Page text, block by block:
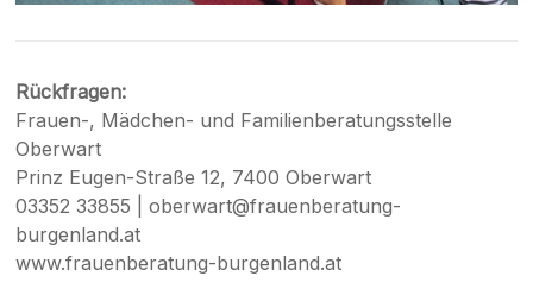
Rückfragen:
Frauen-, Mädchen- und Familienberatungsstelle
Oberwart
Prinz Eugen-Straße 12, 7400 Oberwart
03352 33855 |oberwart@frauenberatung-
burgenland.at
www.frauenberatung-burgenland.at